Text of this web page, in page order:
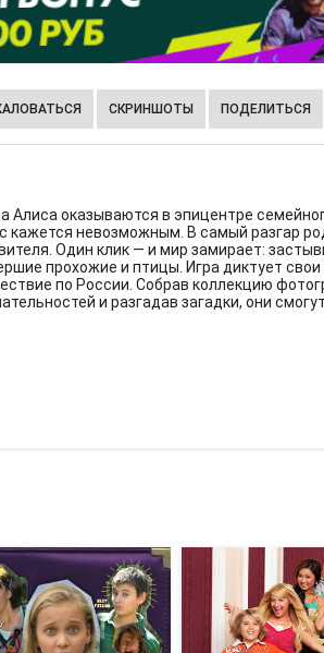
СКРИНШОТЫ ПОДЕЛИТЬСЯ
оказываются в эпицентре
кажется невозможным. В самый разгар
Один клик — и мир замирает:
прохожие и птицы. Игра диктует свои
по России. Собрав коллекцию
и разгадав загадки, они